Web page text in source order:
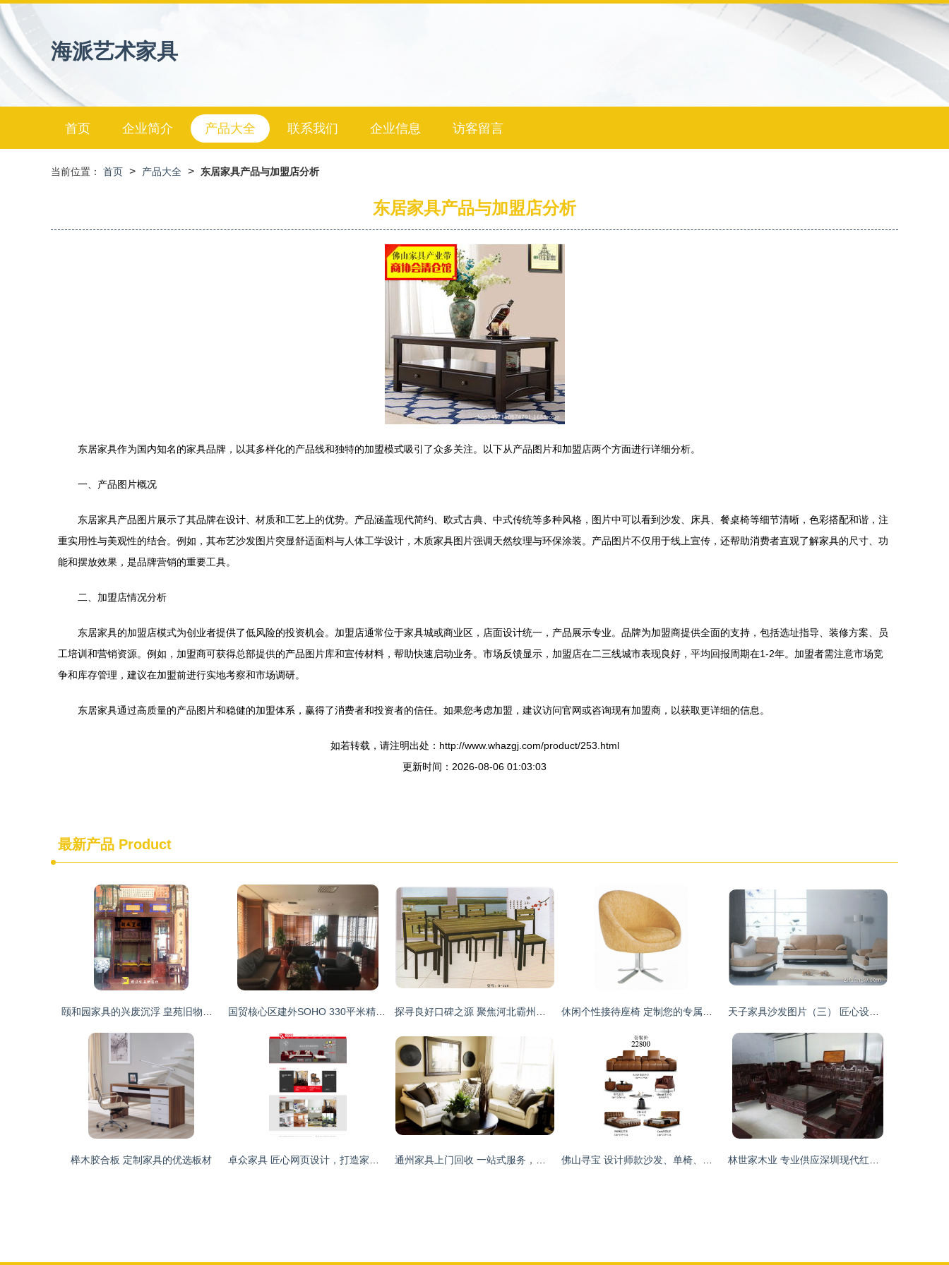
海派艺术家具
首页 企业简介 产品大全 联系我们 企业信息 访客留言
当前位置： 首页 > 产品大全 > 东居家具产品与加盟店分析
东居家具产品与加盟店分析
东居家具作为国内知名的家具品牌，以其多样化的产品线和独特的加盟模式吸引了众多关注。以下从产品图片和加盟店两个方面进行详细分析。
一、产品图片概况
东居家具产品图片展示了其品牌在设计、材质和工艺上的优势。产品涵盖现代简约、欧式古典、中式传统等多种风格，图片中可以看到沙发、床具、餐桌椅等细节清晰，色彩搭配和谐，注
重实用性与美观性的结合。例如，其布艺沙发图片突显舒适面料与人体工学设计，木质家具图片强调天然纹理与环保涂装。产品图片不仅用于线上宣传，还帮助消费者直观了解家具的尺寸、功
能和摆放效果，是品牌营销的重要工具。
二、加盟店情况分析
东居家具的加盟店模式为创业者提供了低风险的投资机会。加盟店通常位于家具城或商业区，店面设计统一，产品展示专业。品牌为加盟商提供全面的支持，包括选址指导、装修方案、员
工培训和营销资源。例如，加盟商可获得总部提供的产品图片库和宣传材料，帮助快速启动业务。市场反馈显示，加盟店在二三线城市表现良好，平均回报周期在1-2年。加盟者需注意市场竞
争和库存管理，建议在加盟前进行实地考察和市场调研。
东居家具通过高质量的产品图片和稳健的加盟体系，赢得了消费者和投资者的信任。如果您考虑加盟，建议访问官网或咨询现有加盟商，以获取更详细的信息。
如若转载，请注明出处：http://www.whazgj.com/product/253.html
更新时间：2026-08-06 01:03:03
最新产品 Product
榉木胶合板 定制家具的优选板材